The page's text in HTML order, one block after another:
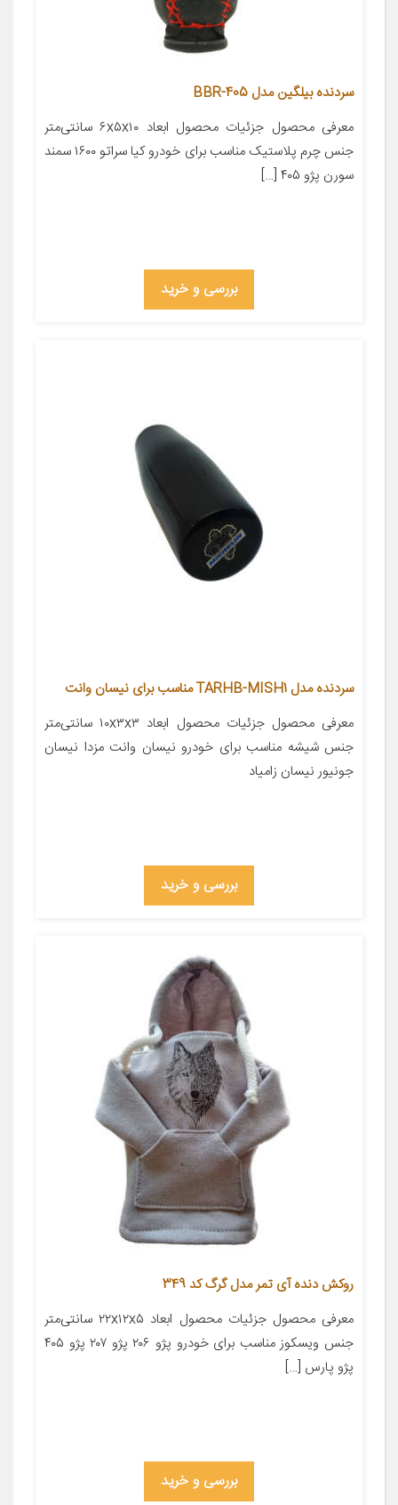
سردنده بیلگین مدل 405-BBR
معرفی محصول جزئیات محصول ابعاد ۶x۵x۱۰ سانتی‌متر
جنس چرم پلاستیک مناسب برای خودرو کیا سراتو ۱۶۰۰ سمند
سورن پژو ۴۰۵ […]
بررسی و خرید
سردنده مدل TARHB-MISH1 مناسب برای نیسان وانت
معرفی محصول جزئیات محصول ابعاد ۱۰x۳x۳ سانتی‌متر
جنس شیشه مناسب برای خودرو نیسان وانت مزدا نیسان
جونیور نیسان زامیاد
بررسی و خرید
روکش دنده آی تمر مدل گرگ کد 349
معرفی محصول جزئیات محصول ابعاد ۲۲x۱۲x۵ سانتی‌متر
جنس ویسکوز مناسب برای خودرو پژو ۲۰۶ پژو ۲۰۷ پژو ۴۰۵
پژو پارس […]
بررسی و خرید